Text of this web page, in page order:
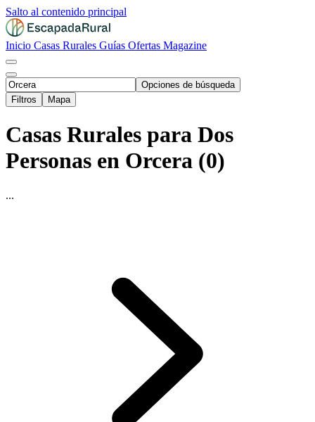
Salto al contenido principal
Inicio Casas Rurales Guías Ofertas Magazine
Opciones de búsqueda
Filtros
Mapa
Casas Rurales para Dos
Personas en Orcera (0)
...